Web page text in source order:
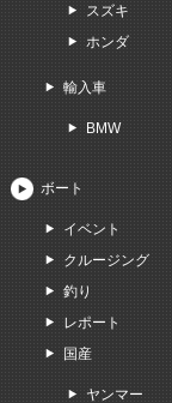
スズキ
ホンダ
輸入車
BMW
ボート
イベント
クルージング
釣り
レポート
国産
ヤンマー